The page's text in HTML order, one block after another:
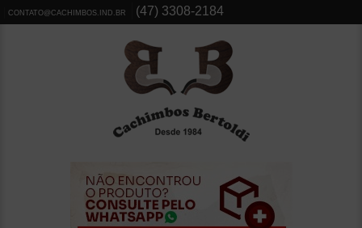
CONTATO@CACHIMBOS.IND.BR (47) 3308-2184